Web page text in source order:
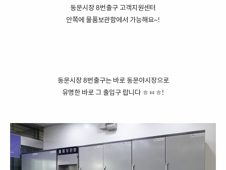
동문시장 8번출구 고객지원센터
안쪽에 물품보관함에서 가능해요~!
동문시장 8번출구는 바로 동문야시장으로
유명한 바로 그 출입구 랍니다 ㅎㅂㅎ!